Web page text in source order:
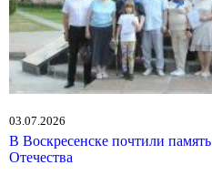
03.07.2026
В Воскресенске почтили
Отечества